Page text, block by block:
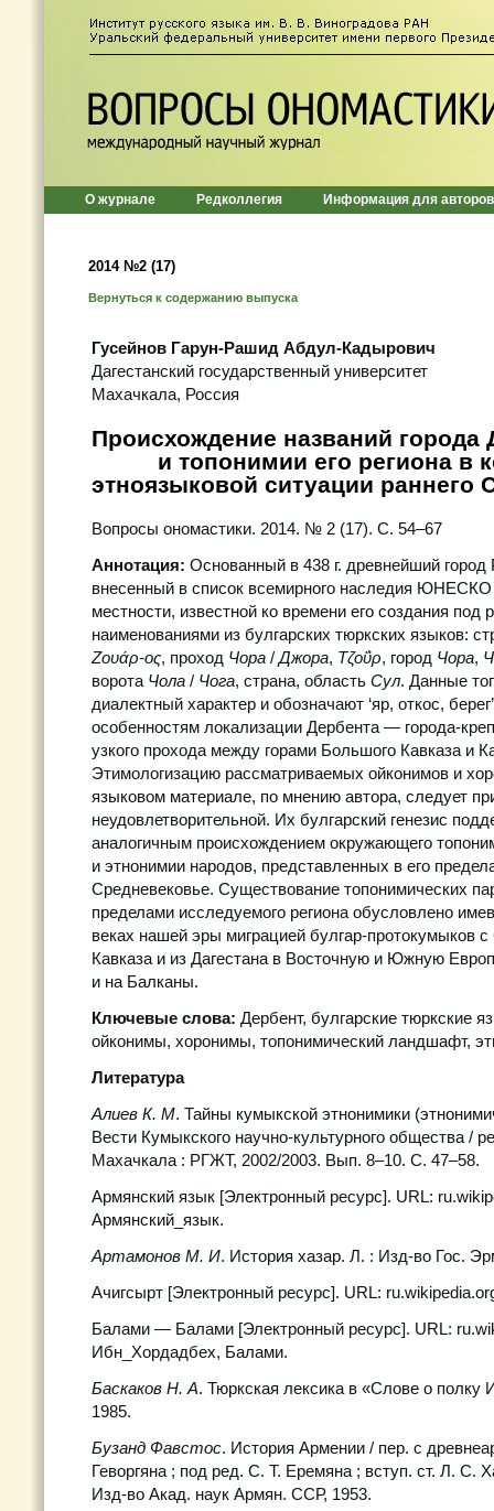
О журнале Редколлегия Информация для авторов
2014 №2 (17)
Вернуться к содержанию выпуска
Гусейнов Гарун-Рашид Абдул-Кадырович
Дагестанский государственный университет
Махачкала, Россия
Происхождение названий
и топонимии его региона в
этноязыковой ситуации раннего
Вопросы ономастики. 2014. № 2 (17). C. 54–67
Аннотация: Основанный в 438 г. древнейший город
внесенный в список всемирного наследия ЮНЕСКО
местности, известной ко времени его создания под
наименованиями из булгарских тюркских языков:
Ζουάρ-ος, проход Чора /Джора, Τζοΰρ, город Чора,
ворота Чола / Чога, страна, область Сул. Данные
диалектный характер и обозначают ‘яр, откос,
особенностям локализации Дербента — города-
узкого прохода между горами Большого Кавказа и
Этимологизацию рассматриваемых ойконимов и
языковом материале, по мнению автора, следует
неудовлетворительной. Их булгарский генезис
аналогичным происхождением окружающего
и этнонимии народов, представленных в его
Cредневековье. Существование топонимических
пределами исследуемого региона обусловлено
веках нашей эры миграцией булгар-протокумыков
Кавказа и из Дагестана в Восточную и Южную
и на Балканы.
Ключевые слова: Дербент, булгарские тюркские
ойконимы, хоронимы, топонимический ландшафт,
Литература
Алиев К. М. Тайны кумыкской этнонимики
Вести Кумыкского научно-культурного общества /
Махачкала : РГЖТ, 2002/2003. Вып. 8–10. С. 47–58.
Армянский язык [Электронный ресурс]. URL:
Армянский_язык.
Артамонов М. И. История хазар. Л. : Изд-во Гос.
Ачигсырт [Электронный ресурс]. URL:
Балами — Балами [Электронный ресурс]. URL:
Ибн_Хордадбех, Балами.
Баскаков Н. А. Тюркская лексика в «Слове о полку
1985.
Бузанд Фавстос. История Армении / пер. с
Геворгяна ; под ред. С. Т. Еремяна ; вступ. ст. Л. С.
Изд-во Акад. наук Армян. ССР, 1953.